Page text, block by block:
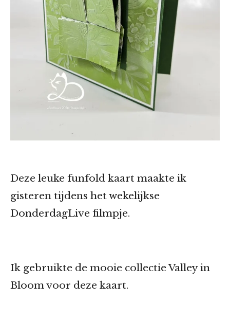
Deze leuke funfold kaart maakte ik
gisteren tijdens het wekelijkse
DonderdagLive filmpje.
Ik gebruikte de mooie collectie Valley in
Bloom voor deze kaart.